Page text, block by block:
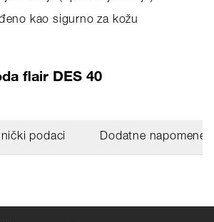
kao sigurno za kožu
flair DES 40
podaci Dodatne napomene